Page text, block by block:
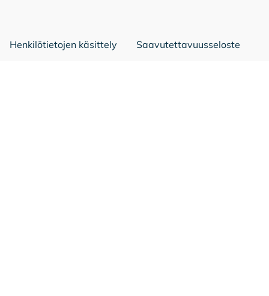
Henkilötietojen käsittely Saavutettavuusseloste